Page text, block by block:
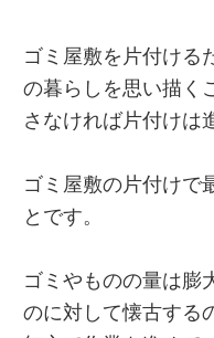
ゴミ屋敷を片付ける
の暮らしを思い描く
さなければ片付けは
ゴミ屋敷の片付けで
とです。
ゴミやものの量は膨
のに対して懐古する